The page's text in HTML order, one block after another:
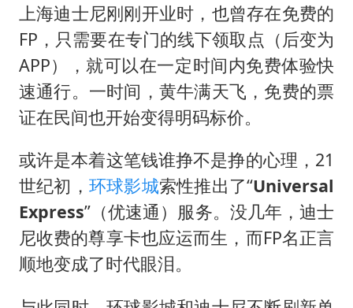
上海迪士尼刚刚开业时，也曾存在免费的
FP，只需要在专门的线下领取点（后变为
APP），就可以在一定时间内免费体验快
速通行。一时间，黄牛满天飞，免费的票
证在民间也开始变得明码标价。
或许是本着这笔钱谁挣不是挣的心理，21
世纪初， 环球影城索性推出了“Universal
Express”（优速通）服务。没几年，迪士
尼收费的尊享卡也应运而生，而FP名正言
顺地变成了时代眼泪。